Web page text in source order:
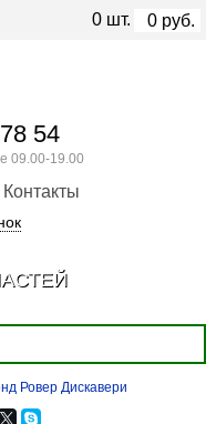
Ровер Дискавери
54
09.00-19.00
Контакты
0 шт. 0 руб.